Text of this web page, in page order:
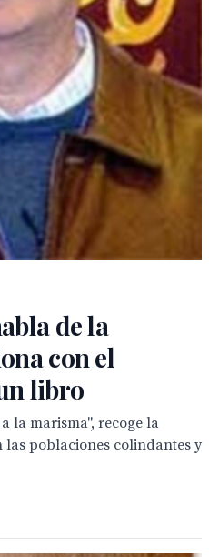
de la
con el
libro
la marisma", recoge la
poblaciones colindantes y